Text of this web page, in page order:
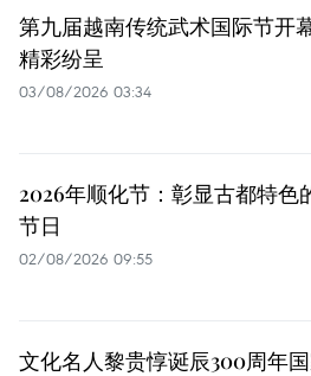
第九届越南传统武术国际节开
精彩纷呈
03/08/2026 03:34
2026年顺化节：彰显古都特色
节日
02/08/2026 09:55
文化名人黎贵惇诞辰300周年